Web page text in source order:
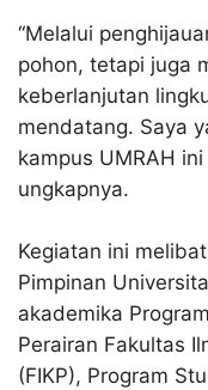
“Melalui
pohon, tetapi juga
keberlanjutan
mendatang. Saya
kampus UMRAH
ungkapnya.
Kegiatan ini
Pimpinan
akademika
Perairan Fakultas
(FIKP), Program